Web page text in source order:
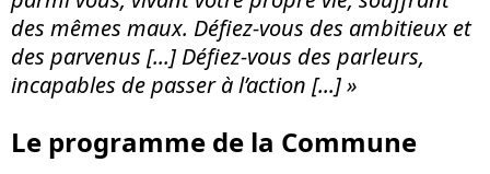
des mêmes maux. Défiez-vous des ambitieux et
des parvenus [...] Défiez-vous des parleurs,
incapables de passer à l’action [...]»
Le programme de la Commune